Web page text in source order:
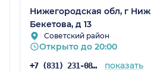
Нижегородская обл, г
Бекетова, д 13
Советский район
Открыто до 20:00
+7 (831) 231-08-16 показать